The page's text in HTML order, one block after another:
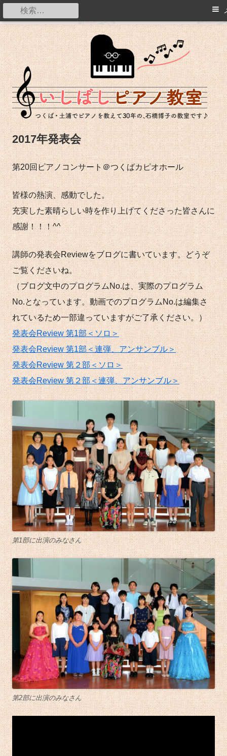
コ
ン
テ
ン
ツ
へ
ス
キ
ッ
プ
つくば・土浦でピアノを教えて20年の石橋博子の教室です。
メ
イ
ン
メ
ニ
ュ
ー
索:
2017年発表会
第20回ピアノコンサート＠つくばカピオホール
皆様の熱演、感動でした。
充実した素晴らしい時を作り上げてくださった皆さんに
感謝！！！^^
講師の発表会Reviewをブログに書いています。どうぞ
ご覧くださいね。
（ブログ文中のプログラムNo.は、実際のプログラム
No.となっています。動画でのプログラムNo.は編集さ
れているため一部違っていますがご了承ください。）
発表会Review 第1部＜ソロ＞
発表会Review 第1部＜連弾、アンサンブル＞
発表会Review 第２部＜ソロ＞
発表会Review 第２部＜連弾、アンサンブル＞
第1部に出演のみなさん
第2部に出演のみなさん